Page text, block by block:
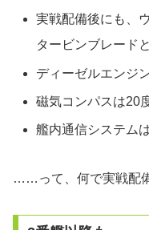
実戦配備後にも、
タービンブレード
ディーゼルエンジ
磁気コンパスは20
艦内通信システム
……って、何で実戦配